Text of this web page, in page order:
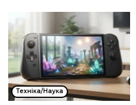
Техніка/Наука